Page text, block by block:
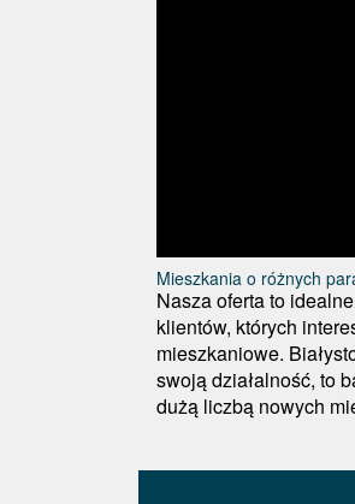
Mieszkania o różnych
Nasza oferta to
klientów, których
mieszkaniowe.
swoją działalność, to
dużą liczbą nowych